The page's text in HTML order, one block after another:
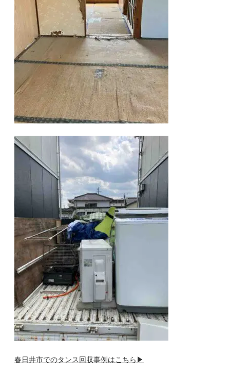
春日井市でのタンス回収事例はこちら▶